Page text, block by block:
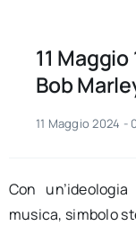
11
Bob
11 Maggio 2024 -
Con
musica, simbolo